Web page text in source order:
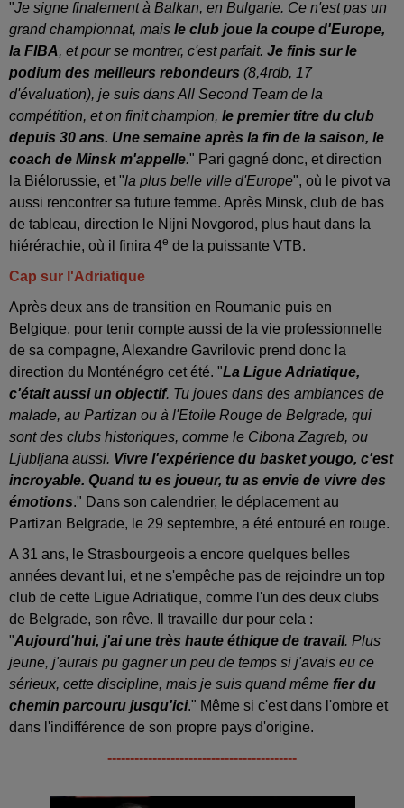
"Je signe finalement à Balkan, en Bulgarie. Ce n'est pas un
grand championnat, mais le club joue la coupe d'Europe,
la FIBA, et pour se montrer, c'est parfait. Je finis sur le
podium des meilleurs rebondeurs (8,4rdb, 17
d'évaluation), je suis dans All Second Team de la
compétition, et on finit champion, le premier titre du club
depuis 30 ans. Une semaine après la fin de la saison, le
coach de Minsk m'appelle." Pari gagné donc, et direction
la Biélorussie, et "la plus belle ville d'Europe", où le pivot va
aussi rencontrer sa future femme. Après Minsk, club de bas
de tableau, direction le Nijni Novgorod, plus haut dans la
hiérérachie, où il finira 4e de la puissante VTB.
Cap sur l'Adriatique
Après deux ans de transition en Roumanie puis en
Belgique, pour tenir compte aussi de la vie professionnelle
de sa compagne, Alexandre Gavrilovic prend donc la
direction du Monténégro cet été. "La Ligue Adriatique,
c'était aussi un objectif. Tu joues dans des ambiances de
malade, au Partizan ou à l'Etoile Rouge de Belgrade, qui
sont des clubs historiques, comme le Cibona Zagreb, ou
Ljubljana aussi. Vivre l'expérience du basket yougo, c'est
incroyable. Quand tu es joueur, tu as envie de vivre des
émotions." Dans son calendrier, le déplacement au
Partizan Belgrade, le 29 septembre, a été entouré en rouge.
A 31 ans, le Strasbourgeois a encore quelques belles
années devant lui, et ne s'empêche pas de rejoindre un top
club de cette Ligue Adriatique, comme l'un des deux clubs
de Belgrade, son rêve. Il travaille dur pour cela :
"Aujourd'hui, j'ai une très haute éthique de travail. Plus
jeune, j'aurais pu gagner un peu de temps si j'avais eu ce
sérieux, cette discipline, mais je suis quand même fier du
chemin parcouru jusqu'ici." Même si c'est dans l'ombre et
dans l'indifférence de son propre pays d'origine.
------------------------------------------